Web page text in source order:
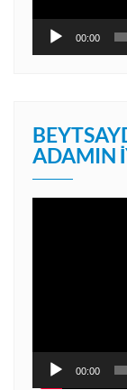
00:00
ADAMIN
00:00